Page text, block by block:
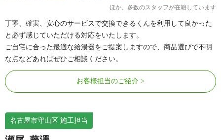
ほか、多数のスタッフが在籍しています
丁寧、確実、安心のサービスで交換できるくんを利用して良かった
と必ず感じていただける対応をいたします。
ご自宅に合った最適な給湯器をご提案しますので、商品選びで不明
な点などあればぜひご相談ください。
お客様担当のご紹介
名古屋市守山区 施工担当